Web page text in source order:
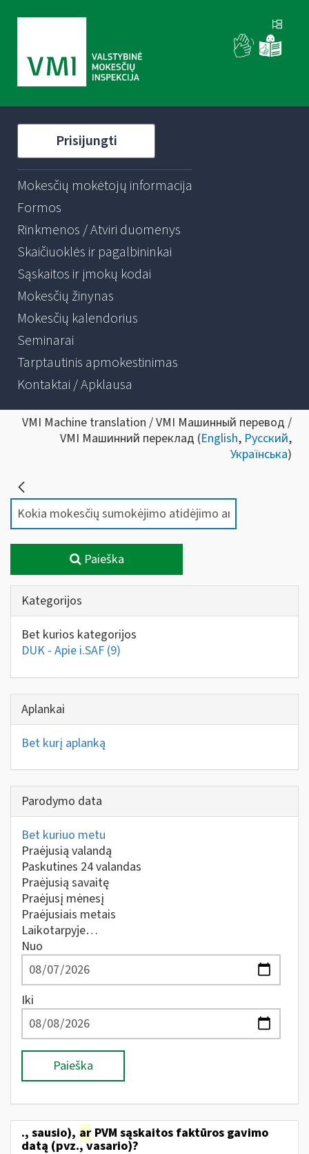
Prisijungti
Mokesčių mokėtojų informacija
Formos
Rinkmenos / Atviri duomenys
Skaičiuoklės ir pagalbininkai
Sąskaitos ir įmokų kodai
Mokesčių žinynas
Mokesčių kalendorius
Seminarai
Tarptautinis apmokestinimas
Kontaktai / Apklausa
VMI Machine translation / VMI Машинный перевод /
VMI Машинний переклад (English, Русский,
Українська)
Paieška
Kategorijos
Bet kurios kategorijos
DUK - Apie i.SAF (9)
Aplankai
Bet kurį aplanką
Parodymo data
Bet kuriuo metu
Praėjusią valandą
Paskutines 24 valandas
Praėjusią savaitę
Praėjusį mėnesį
Praėjusiais metais
Laikotarpyje…
Nuo
Iki
Paieška
., sausio), ar PVM sąskaitos faktūros gavimo
datą (pvz., vasario)?